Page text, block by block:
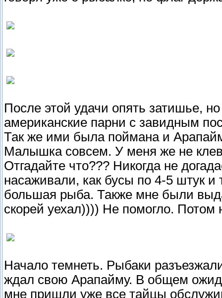
После этой удачи опять затишье,
американские парни с завидным
Так же ими была поймана и
Малышка совсем. У меня же не
Отгадайте что??? Никогда не
насаживали, как бусы по 4-5 штук и
большая рыба. Также мне были
скорей уехал)))) Не помогло. Потом
Начало темнеть. Рыбаки
ждал свою Арапайму. В общем
мне пришли уже все тайцы